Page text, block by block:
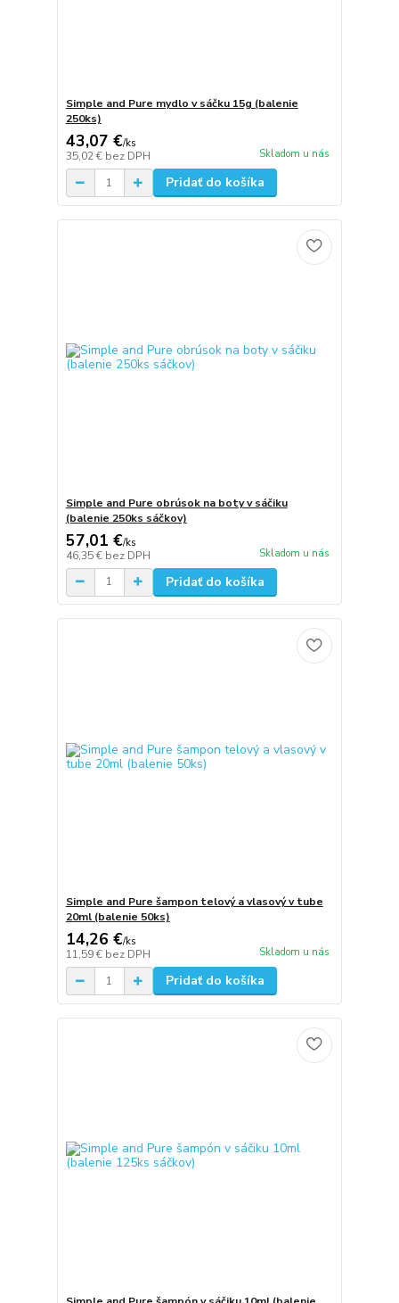
Simple and Pure mydlo v sáčku 15g (balenie
250ks)
43,07 €/ks
35,02 € bez DPH Skladom u nás
Pridať do košíka
Simple and Pure obrúsok na boty v sáčiku
(balenie 250ks sáčkov)
57,01 €/ks
46,35 € bez DPH Skladom u nás
Pridať do košíka
Simple and Pure šampon telový a vlasový v tube
20ml (balenie 50ks)
14,26 €/ks
11,59 € bez DPH Skladom u nás
Pridať do košíka